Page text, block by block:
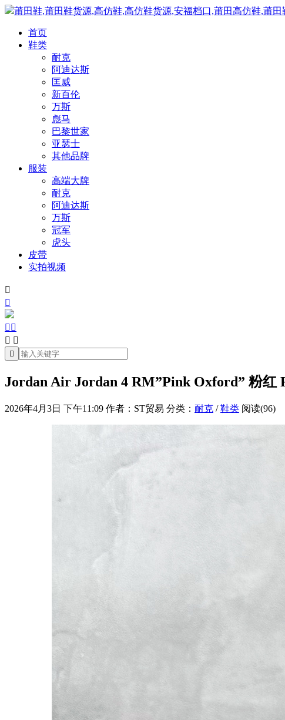
莆田鞋,莆田鞋货源,高仿鞋,高仿鞋货源,安福档口,莆田高仿鞋,莆
首页
鞋类
耐克
阿迪达斯
匡威
新百伦
万斯
彪马
巴黎世家
亚瑟士
其他品牌
服装
高端大牌
耐克
阿迪达斯
万斯
冠军
虎头
皮带
实拍视频


 
 

Jordan Air Jordan 4 RM”Pink Oxford” 粉红
2026年4月3日 下午11:09 作者：ST贸易 分类： 耐克 /鞋类 阅读(96)